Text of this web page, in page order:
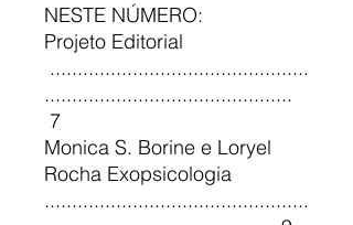
NESTE NÚMERO:
Projeto Editorial
...............................................
.............................................
7
Monica S. Borine e Loryel
Rocha Exopsicologia
................................................